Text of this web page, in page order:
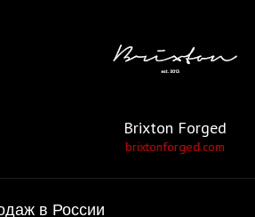
Brixton Forged
brixtonforged.com
в России